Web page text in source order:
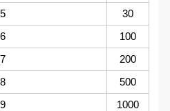
30
100
200
500
1000